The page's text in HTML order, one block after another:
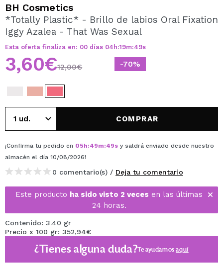
Al crear una cuenta en Maquillalia.com podrás realizar
tus compras rápidamente, revisar el estado de tus
BH Cosmetics
*Totally Plastic* - Brillo de labios Oral Fixation
Iggy Azalea - That Was Sexual
Esta oferta finaliza en: 00 días 04 h:19m:49s
-70%
3,60€12,00€
COMPRAR
¡Confirma tu pedido en 05h:49m:49s y saldrá enviado desde nuestro
almacén el día 10/08/2026!
0 comentario(s) / Deja tu comentario
Este producto ha sido visto 2 veces en las últimas
24 horas.
Contenido: 3.40 gr
Precio x 100 gr: 352,94€
¿Tienes alguna duda?Te ayudamosaquí